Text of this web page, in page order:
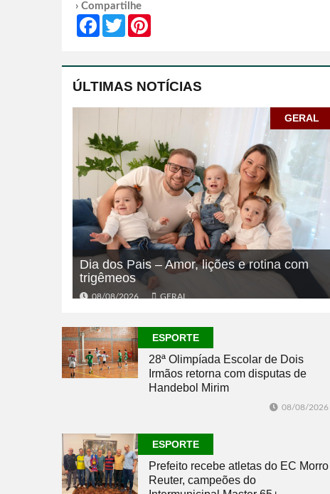
› Compartilhe
FacebookTwitter
ÚLTIMAS NOTÍCIAS
GERAL
Dia dos Pais – Amor, lições e rotina com
trigêmeos
08/08/2026 GERAL
ESPORTE
28ª Olimpíada Escolar de Dois
Irmãos retorna com disputas de
Handebol Mirim
08/08/2026
ESPORTE
Prefeito recebe atletas do EC Morro
Reuter, campeões do